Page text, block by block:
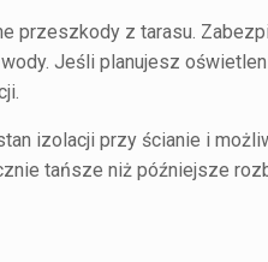
przeszkody z tarasu.
Jeśli planujesz
izolacji przy ścianie i
tańsze niż późniejsze